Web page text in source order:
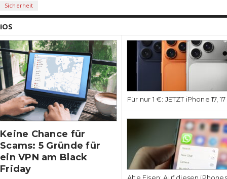
Sicherheit
iOS
Keine Chance für
Scams: 5 Gründe für
ein VPN am Black
Friday
Für nur 1 €: JETZT iPhone 17,
Alte Eisen: Auf diesen